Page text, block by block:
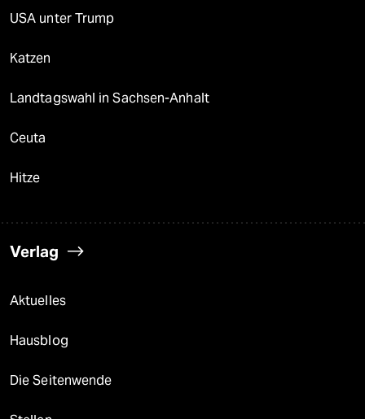
USA unter Trump
Katzen
Landtagswahl in Sachsen-Anhalt
Ceuta
Hitze
Verlag
Aktuelles
Hausblog
Die Seitenwende